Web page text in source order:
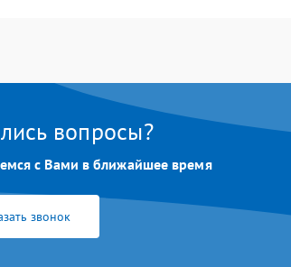
вопросы?
с Вами в ближайшее время
звонок